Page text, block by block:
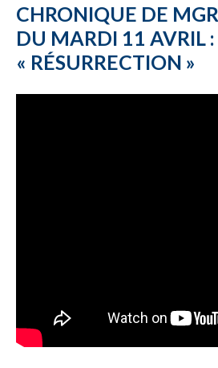
CHRONIQUE DE
DU MARDI 11 AVRIL :
« RÉSURRECTION »